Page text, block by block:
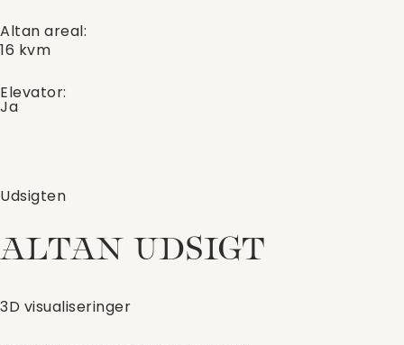
Altan areal:
16 kvm
Elevator:
Ja
Udsigten
ALTAN UDSIGT
3D visualiseringer